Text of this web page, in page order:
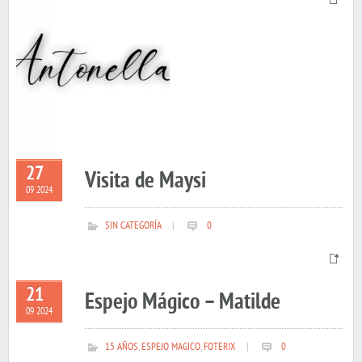
27
09 2024 Visita de Maysi
SIN CATEGORÍA 0
21
09 2024 Espejo Mágico – Matilde
15 AÑOS,ESPEJO MAGICO,FOTERIX 0